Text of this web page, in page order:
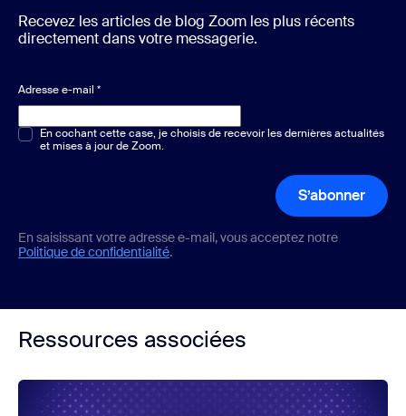
Recevez les articles de blog Zoom les plus récents
directement dans votre messagerie.
Adresse e-mail *
Choix multiple ou unique*
En cochant cette case, je choisis de recevoir les dernières actualités
et mises à jour de Zoom.
S’abonner
En saisissant votre adresse e-mail, vous acceptez notre
Politique de confidentialité.
Ressources associées